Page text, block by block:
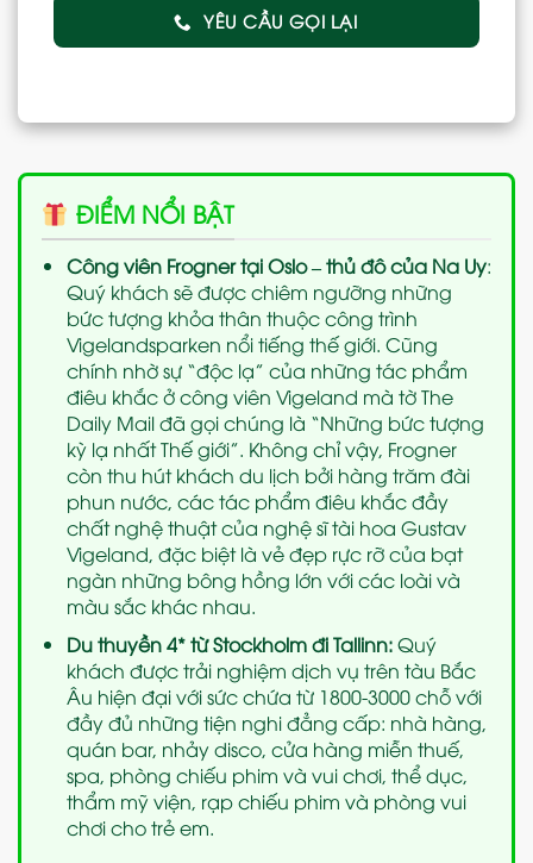
YÊU CẦU GỌI LẠI
ĐIỂM NỔI BẬT
Công viên Frogner tại Oslo – thủ đô của Na Uy:
Quý khách sẽ được chiêm ngưỡng những
bức tượng khỏa thân thuộc công trình
Vigelandsparken nổi tiếng thế giới. Cũng
chính nhờ sự “độc lạ” của những tác phẩm
điêu khắc ở công viên Vigeland mà tờ The
Daily Mail đã gọi chúng là “Những bức tượng
kỳ lạ nhất Thế giới”. Không chỉ vậy, Frogner
còn thu hút khách du lịch bởi hàng trăm đài
phun nước, các tác phẩm điêu khắc đầy
chất nghệ thuật của nghệ sĩ tài hoa Gustav
Vigeland, đặc biệt là vẻ đẹp rực rỡ của bạt
ngàn những bông hồng lớn với các loài và
màu sắc khác nhau.
Du thuyền 4* từ Stockholm đi Tallinn:Quý
khách được trải nghiệm dịch vụ trên tàu Bắc
Âu hiện đại với sức chứa từ 1800-3000 chỗ với
đầy đủ những tiện nghi đẳng cấp: nhà hàng,
quán bar, nhảy disco, cửa hàng miễn thuế,
spa, phòng chiếu phim và vui chơi, thể dục,
thẩm mỹ viện, rạp chiếu phim và phòng vui
chơi cho trẻ em.